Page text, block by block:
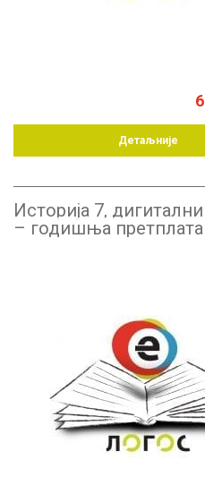
Детаљније
Историја 7,
– годишња претплата